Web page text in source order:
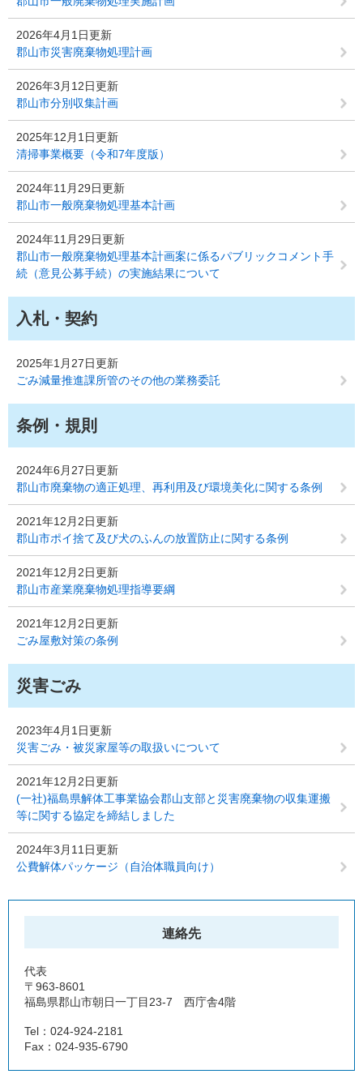
2026年4月1日更新
郡山市災害廃棄物処理計画
2026年3月12日更新
郡山市分別収集計画
2025年12月1日更新
清掃事業概要（令和7年度版）
2024年11月29日更新
郡山市一般廃棄物処理基本計画
2024年11月29日更新
郡山市一般廃棄物処理基本計画案に係るパブリックコメント手
続（意見公募手続）の実施結果について
入札・契約
2025年1月27日更新
ごみ減量推進課所管のその他の業務委託
条例・規則
2024年6月27日更新
郡山市廃棄物の適正処理、再利用及び環境美化に関する条例
2021年12月2日更新
郡山市ポイ捨て及び犬のふんの放置防止に関する条例
2021年12月2日更新
郡山市産業廃棄物処理指導要綱
2021年12月2日更新
ごみ屋敷対策の条例
災害ごみ
2023年4月1日更新
災害ごみ・被災家屋等の取扱いについて
2021年12月2日更新
(一社)福島県解体工事業協会郡山支部と災害廃棄物の収集運搬
等に関する協定を締結しました
2024年3月11日更新
公費解体パッケージ（自治体職員向け）
連絡先
代表
〒963-8601
福島県郡山市朝日一丁目23-7 西庁舎4階
Tel：024-924-2181
Fax：024-935-6790